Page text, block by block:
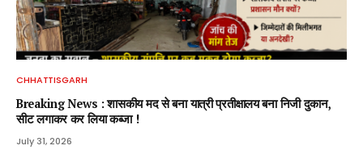
CHHATTISGARH
Breaking News : शासकीय मद से बना यात्री प्रतीक्षालय बना निजी दुकान,
सीट लगाकर कर लिया कब्जा !
July 31, 2026